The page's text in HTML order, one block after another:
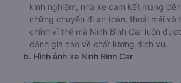
kinh nghiệm, nhà xe cam kết mang
những chuyến đi an toàn, thoải mái và
chính vì thế mà Ninh Bình Car luôn
đánh giá cao về chất lượng dịch vụ.
b. Hình ảnh xe Ninh Bình Car